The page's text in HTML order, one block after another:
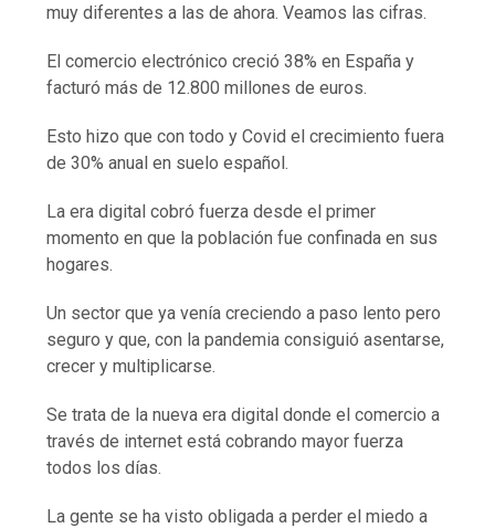
muy diferentes a las de ahora. Veamos las cifras.
El comercio electrónico creció 38% en España y
facturó más de 12.800 millones de euros.
Esto hizo que con todo y Covid el crecimiento fuera
de 30% anual en suelo español.
La era digital cobró fuerza desde el primer
momento en que la población fue confinada en sus
hogares.
Un sector que ya venía creciendo a paso lento pero
seguro y que, con la pandemia consiguió asentarse,
crecer y multiplicarse.
Se trata de la nueva era digital donde el comercio a
través de internet está cobrando mayor fuerza
todos los días.
La gente se ha visto obligada a perder el miedo a